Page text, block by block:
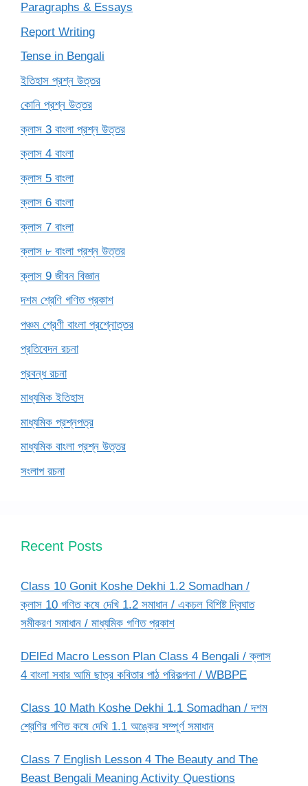
Paragraphs & Essays
Report Writing
Tense in Bengali
ইতিহাস প্রশ্ন উত্তর
কোনি প্রশ্ন উত্তর
ক্লাস 3 বাংলা প্রশ্ন উত্তর
ক্লাস 4 বাংলা
ক্লাস 5 বাংলা
ক্লাস 6 বাংলা
ক্লাস 7 বাংলা
ক্লাস ৮ বাংলা প্রশ্ন উত্তর
ক্লাস 9 জীবন বিজ্ঞান
দশম শ্রেণি গণিত প্রকাশ
পঞ্চম শ্রেণী বাংলা প্রশ্নোত্তর
প্রতিবেদন রচনা
প্রবন্ধ রচনা
মাধ্যমিক ইতিহাস
মাধ্যমিক প্রশ্নপত্র
মাধ্যমিক বাংলা প্রশ্ন উত্তর
সংলাপ রচনা
Recent Posts
Class 10 Gonit Koshe Dekhi 1.2 Somadhan /
ক্লাস 10 গণিত কষে দেখি 1.2 সমাধান / একচল বিশিষ্ট দ্বিঘাত
সমীকরণ সমাধান / মাধ্যমিক গণিত প্রকাশ
DElEd Macro Lesson Plan Class 4 Bengali / ক্লাস
4 বাংলা সবার আমি ছাত্র কবিতার পাঠ পরিকল্পনা / WBBPE
Class 10 Math Koshe Dekhi 1.1 Somadhan / দশম
শ্রেণির গণিত কষে দেখি 1.1 অঙ্কের সম্পূর্ণ সমাধান
Class 7 English Lesson 4 The Beauty and The
Beast Bengali Meaning Activity Questions